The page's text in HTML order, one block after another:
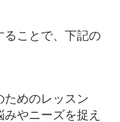
ることで、下記の
ためのレッスン
やニーズを捉え